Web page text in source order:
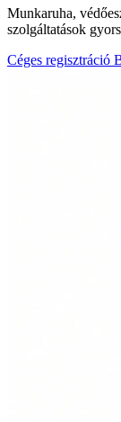
Munkaruha,
szolgáltatások
Céges regisztráció